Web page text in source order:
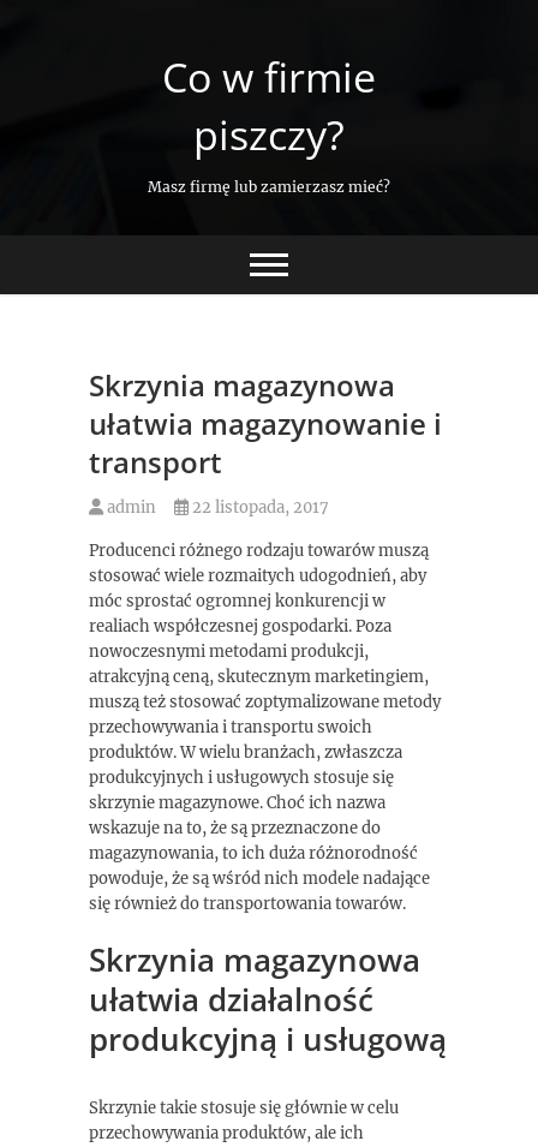
Co w firmie
piszczy?
Masz firmę lub zamierzasz mieć?
Skrzynia magazynowa
ułatwia magazynowanie i
transport
admin 22 listopada, 2017
Producenci różnego rodzaju towarów muszą
stosować wiele rozmaitych udogodnień, aby
móc sprostać ogromnej konkurencji w
realiach współczesnej gospodarki. Poza
nowoczesnymi metodami produkcji,
atrakcyjną ceną, skutecznym marketingiem,
muszą też stosować zoptymalizowane metody
przechowywania i transportu swoich
produktów. W wielu branżach, zwłaszcza
produkcyjnych i usługowych stosuje się
skrzynie magazynowe. Choć ich nazwa
wskazuje na to, że są przeznaczone do
magazynowania, to ich duża różnorodność
powoduje, że są wśród nich modele nadające
się również do transportowania towarów.
Skrzynia magazynowa
ułatwia działalność
produkcyjną i usługową
Skrzynie takie stosuje się głównie w celu
przechowywania produktów, ale ich